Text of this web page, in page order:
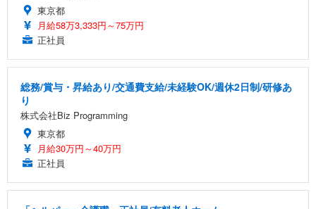
東京都
月給58万3,333円～75万円
正社員
総務/賞与・昇給あり/交通費支給/未経験OK/週休2日制/研修あ
り
株式会社Biz Programming
東京都
月給30万円～40万円
正社員